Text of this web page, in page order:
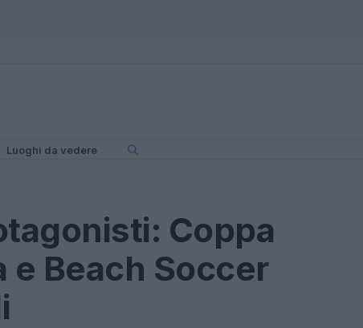
Luoghi da vedere
Coppa
e Beach Soccer